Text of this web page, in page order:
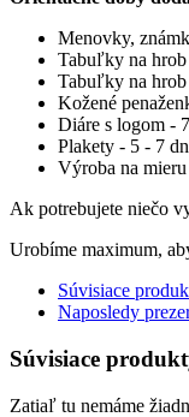
Menovky,
Tabuľky na
Tabuľky na
Kožené
Diáre s logom -
Plakety - 5 - 7
Výroba na
Ak potrebujete niečo
Urobíme maximum,
Súvisiace
Naposledy
Súvisiace
Zatiaľ tu nemáme